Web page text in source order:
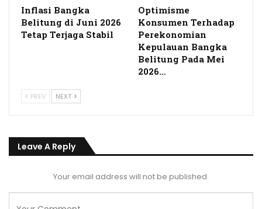
Inflasi Bangka
Belitung di Juni 2026
Tetap Terjaga Stabil
Optimisme
Konsumen Terhadap
Perekonomian
Kepulauan Bangka
Belitung Pada Mei
2026…
PREV NEXT
Leave A Reply
Your email address will not be published.